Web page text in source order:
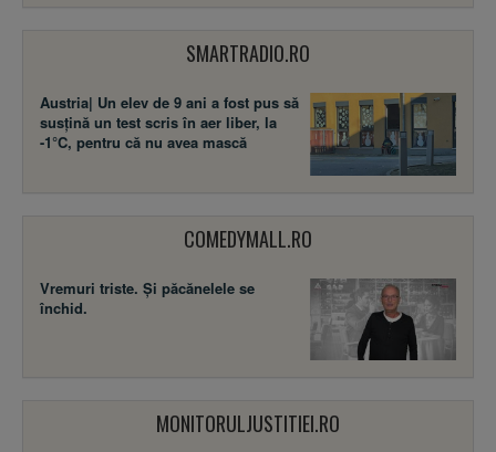
SMARTRADIO.RO
Austria| Un elev de 9 ani a fost pus să
susţină un test scris în aer liber, la
-1°C, pentru că nu avea mască
COMEDYMALL.RO
Vremuri triste. Şi păcănelele se
închid.
MONITORULJUSTITIEI.RO